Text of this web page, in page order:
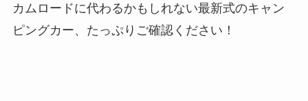
カムロードに代わるかもしれない最新式のキャン
ピングカー、たっぷりご確認ください！